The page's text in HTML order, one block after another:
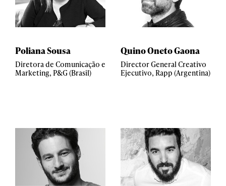
Poliana Sousa
Diretora de Comunicação e
Marketing, P&G (Brasil)
Quino Oneto Gaona
Director General Creativo
Ejecutivo, Rapp (Argentina)